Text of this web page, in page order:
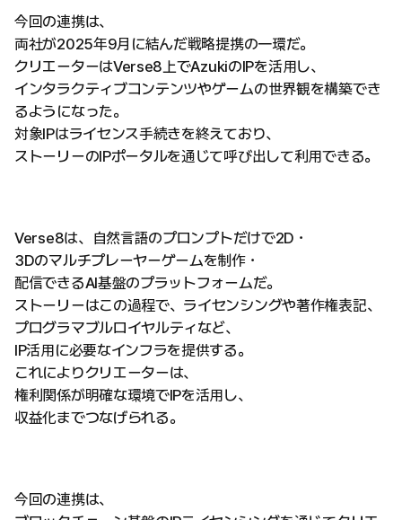
今回の連携は、
両社が2025年9月に結んだ戦略提携の一環だ。
クリエーターはVerse8上でAzukiのIPを活用し、
インタラクティブコンテンツやゲームの世界観を構築でき
るようになった。
対象IPはライセンス手続きを終えており、
ストーリーのIPポータルを通じて呼び出して利用できる。
Verse8は、自然言語のプロンプトだけで2D・
3Dのマルチプレーヤーゲームを制作・
配信できるAI基盤のプラットフォームだ。
ストーリーはこの過程で、ライセンシングや著作権表記、
プログラマブルロイヤルティなど、
IP活用に必要なインフラを提供する。
これによりクリエーターは、
権利関係が明確な環境でIPを活用し、
収益化までつなげられる。
今回の連携は、